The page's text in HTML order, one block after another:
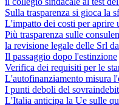
Sulla trasparenza si gioca la
L'impatto dei costi per aprire
Più trasparenza sulle
la revisione legale delle Srl
Il passaggio dopo l'estinzione
Verifica dei requisiti per le
L'autofinanziamento misura
I punti deboli del
L'Italia anticipa la Ue sulle